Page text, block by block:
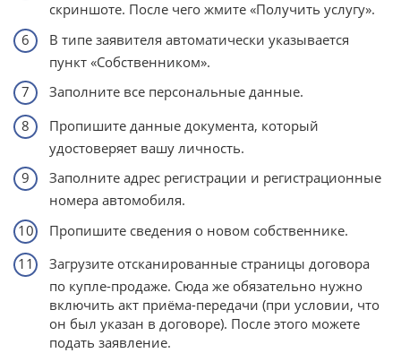
скриншоте. После чего жмите «Получить услугу».
В типе заявителя автоматически указывается
пункт «Собственником».
Заполните все персональные данные.
Пропишите данные документа, который
удостоверяет вашу личность.
Заполните адрес регистрации и регистрационные
номера автомобиля.
Пропишите сведения о новом собственнике.
Загрузите отсканированные страницы договора
по купле-продаже. Сюда же обязательно нужно
включить акт приёма-передачи (при условии, что
он был указан в договоре). После этого можете
подать заявление.